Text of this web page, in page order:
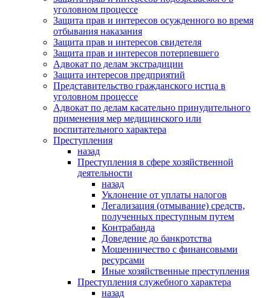
уголовном процессе
Защита прав и интересов осужденного во время
отбывания наказания
Защита прав и интересов свидетеля
Защита прав и интересов потерпевшего
Адвокат по делам экстрадиции
Защита интересов предприятий
Представительство гражданского истца в
уголовном процессе
Адвокат по делам касательно принудительного
применения мер медицинского или
воспитательного характера
Преступления
назад
Преступления в сфере хозяйственной
деятельности
назад
Уклонение от уплаты налогов
Легализация (отмывание) средств,
полученных преступным путем
Контрабанда
Доведение до банкротства
Мошенничество с финансовыми
ресурсами
Иные хозяйственные преступления
Преступления служебного характера
назад